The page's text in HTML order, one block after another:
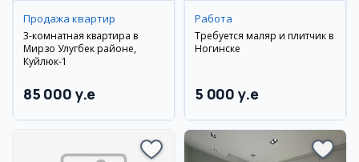
Продажа квартир
3-комнатная квартира в
Мирзо Улугбек районе,
Куйлюк-1
85 000 y.e
Работа
Требуется маляр и плитчик в
Ногинске
5 000 y.e